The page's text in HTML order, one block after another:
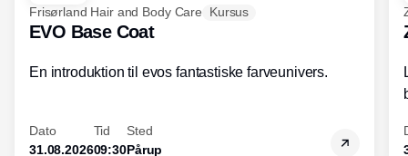
Frisørland Hair and Body Care Kursus
EVO Base Coat
En introduktion til evos fantastiske farveunivers.
Dato
31.08.2026
Tid
09:30
Sted
Pårup